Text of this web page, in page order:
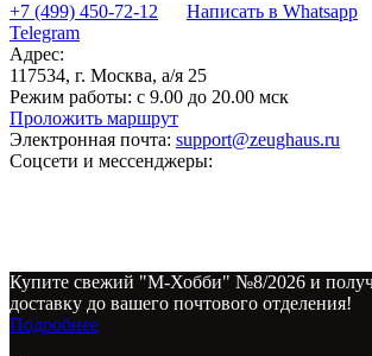
+7 (499) 450-72-12
Написать в Whatsapp
Telegram
Адрес:
117534, г. Москва, а/я 25
Режим работы: с 9.00 до 20.00 мск
Проложить маршрут
Электронная почта: support@zeughaus.ru
Соцсети и мессенджеры:
Купите свежий "М-Хобби" №8/2026 и
доставку до вашего почтового отделения!
Подробнее